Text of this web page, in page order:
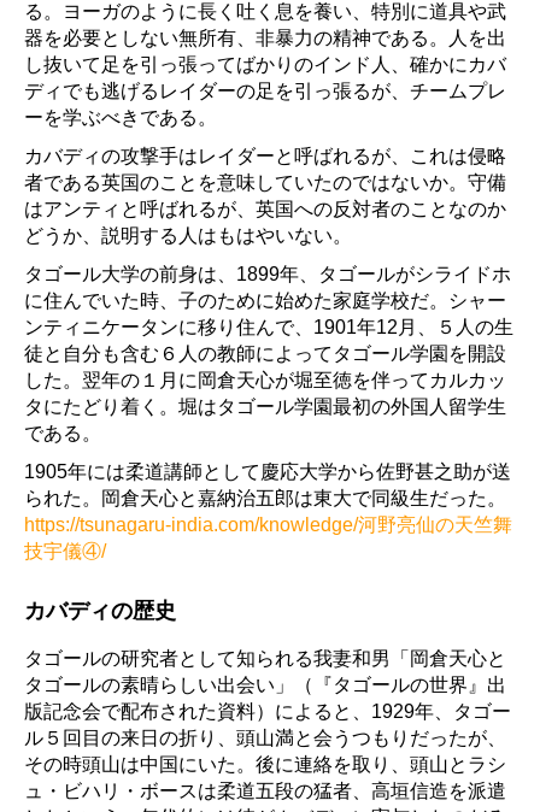
る。ヨーガのように長く吐く息を養い、特別に道具や武
器を必要としない無所有、非暴力の精神である。人を出
し抜いて足を引っ張ってばかりのインド人、確かにカバ
ディでも逃げるレイダーの足を引っ張るが、チームプレ
ーを学ぶべきである。
カバディの攻撃手はレイダーと呼ばれるが、これは侵略
者である英国のことを意味していたのではないか。守備
はアンティと呼ばれるが、英国への反対者のことなのか
どうか、説明する人はもはやいない。
タゴール大学の前身は、1899年、タゴールがシライドホ
に住んでいた時、子のために始めた家庭学校だ。シャー
ンティニケータンに移り住んで、1901年12月、５人の生
徒と自分も含む６人の教師によってタゴール学園を開設
した。翌年の１月に岡倉天心が堀至徳を伴ってカルカッ
タにたどり着く。堀はタゴール学園最初の外国人留学生
である。
1905年には柔道講師として慶応大学から佐野甚之助が送
られた。岡倉天心と嘉納治五郎は東大で同級生だった。
https://tsunagaru-india.com/knowledge/河野亮仙の天竺舞
技宇儀④/
カバディの歴史
タゴールの研究者として知られる我妻和男「岡倉天心と
タゴールの素晴らしい出会い」（『タゴールの世界』出
版記念会で配布された資料）によると、1929年、タゴー
ル５回目の来日の折り、頭山満と会うつもりだったが、
その時頭山は中国にいた。後に連絡を取り、頭山とラシ
ュ・ビハリ・ボースは柔道五段の猛者、高垣信造を派遣